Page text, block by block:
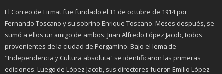
El Correo de Firmat fue fundado el 11 de octubre de 1914 por
Fernando Toscano y su sobrino Enrique Toscano. Meses después, se
sumó a ellos un amigo de ambos: Juan Alfredo López Jacob, todos
provenientes de la ciudad de Pergamino. Bajo el lema de
"Independencia y Cultura absoluta" se identificaron las primeras
ediciones. Luego de López Jacob, sus directores fueron Emilio López